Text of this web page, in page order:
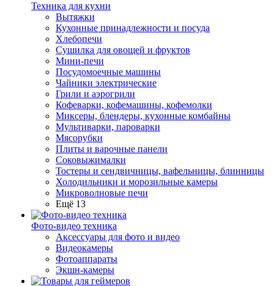
Техника для кухни
Вытяжки
Кухонные принадлежности и посуда
Хлебопечи
Сушилка для овощей и фруктов
Мини-печи
Посудомоечные машины
Чайники электрические
Грили и аэрогрили
Кофеварки, кофемашины, кофемолки
Миксеры, блендеры, кухонные комбайны
Мультиварки, пароварки
Мясорубки
Плиты и варочные панели
Соковыжималки
Тостеры и сендвичницы, вафельницы, блинницы
Холодильники и морозильные камеры
Микроволновые печи
Ещё 13
Фото-видео техника
Аксессуары для фото и видео
Видеокамеры
Фотоаппараты
Экшн-камеры